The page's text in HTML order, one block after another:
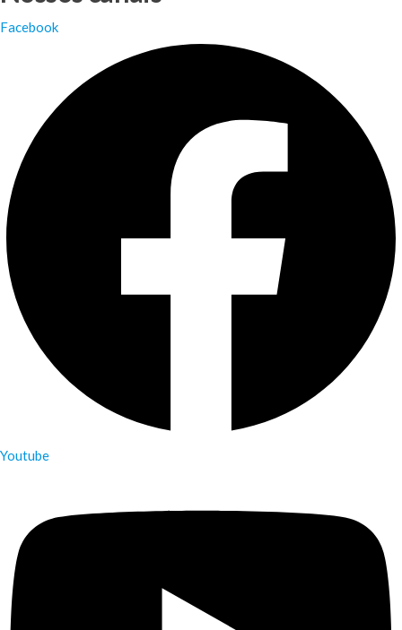
Facebook
Youtube